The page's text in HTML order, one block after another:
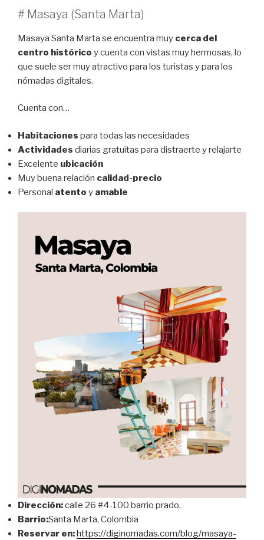
# Masaya (Santa Marta)
Masaya Santa Marta se encuentra muy cerca del
centro histórico y cuenta con vistas muy hermosas, lo
que suele ser muy atractivo para los turistas y para los
nómadas digitales.
Cuenta con…
Habitaciones para todas las necesidades
Actividades diarias gratuitas para distraerte y relajarte
Excelente ubicación
Muy buena relación calidad-precio
Personal atento y amable
Dirección:calle 26 #4-100 barrio prado,
Barrio:Santa Marta, Colombia
Reservar en: https://diginomadas.com/blog/masaya-